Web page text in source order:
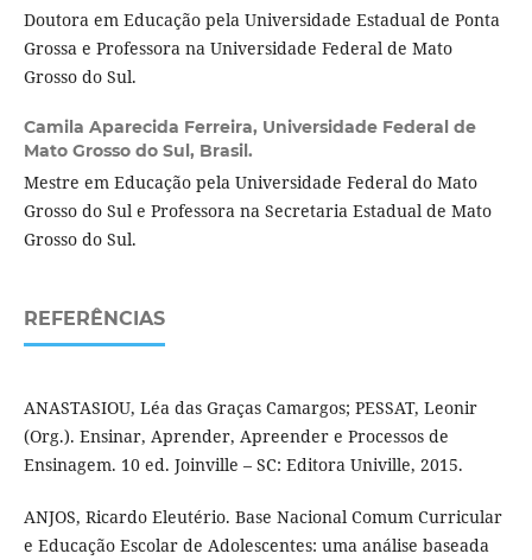
Doutora em Educação pela Universidade Estadual de Ponta
Grossa e Professora na Universidade Federal de Mato
Grosso do Sul.
Camila Aparecida Ferreira, Universidade Federal de
Mato Grosso do Sul, Brasil.
Mestre em Educação pela Universidade Federal do Mato
Grosso do Sul e Professora na Secretaria Estadual de Mato
Grosso do Sul.
REFERÊNCIAS
ANASTASIOU, Léa das Graças Camargos; PESSAT, Leonir
(Org.). Ensinar, Aprender, Apreender e Processos de
Ensinagem. 10 ed. Joinville – SC: Editora Univille, 2015.
ANJOS, Ricardo Eleutério. Base Nacional Comum Curricular
e Educação Escolar de Adolescentes: uma análise baseada